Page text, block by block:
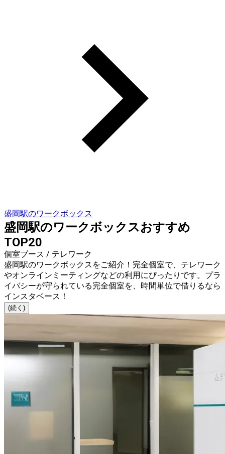
盛岡駅のワークボックス
盛岡駅のワークボックスおすすめ
TOP20
個室ブース / テレワーク
盛岡駅のワークボックスをご紹介！完全個室で、テレワーク
やオンラインミーティングなどの利用にぴったりです。プラ
イバシーが守られている完全個室を、時間単位で借りるなら
インスタベース！
(続く)